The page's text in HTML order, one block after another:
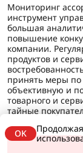
Мониторинг
инструмент
большая
повышение
компании.
продуктов и
принять меры по
объективную и
товарного и
тайные
OK